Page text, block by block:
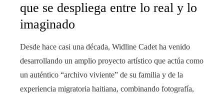
que se despliega entre lo real y lo
imaginado
Desde hace casi una década, Widline Cadet ha venido
desarrollando un amplio proyecto artístico que actúa como
un auténtico “archivo viviente” de su familia y de la
experiencia migratoria haitiana, combinando fotografía,